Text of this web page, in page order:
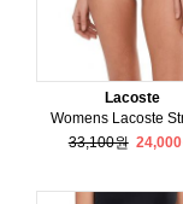
Lacoste
Womens Lacoste
33,100원